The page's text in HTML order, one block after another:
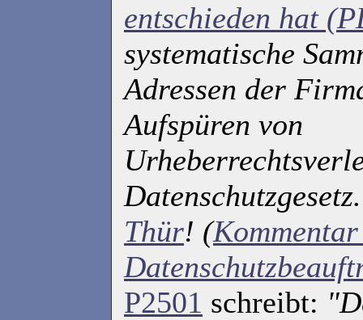
entschieden hat
systematische
Adressen der
Aufspüren von
Thür! (
P2501 schreibt: